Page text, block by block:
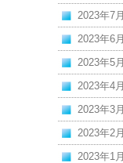
2023年7月
2023年6月
2023年5月
2023年4月
2023年3月
2023年2月
2023年1月